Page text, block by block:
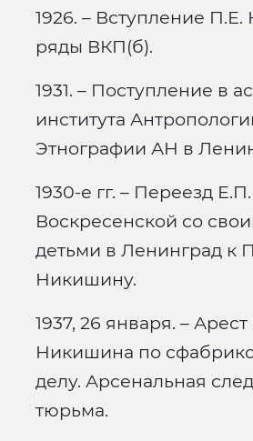
1926. – Вступление
ряды ВКП(б).
1931. – Поступление в
института
Этнографии АН в
1930-е гг. – Переезд Е.П.
Воскресенской со
детьми в Ленинград к
Никишину.
1937, 26 января. –
Никишина по
делу. Арсенальная
тюрьма.